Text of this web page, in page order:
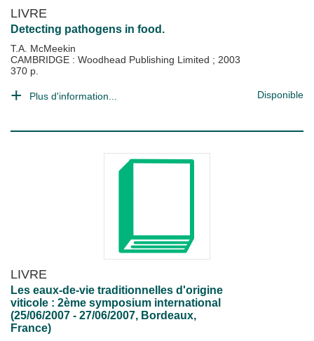
LIVRE
Detecting pathogens in food.
T.A. McMeekin
CAMBRIDGE : Woodhead Publishing Limited ; 2003
370 p.
Plus d'information... Disponible
LIVRE
Les eaux-de-vie traditionnelles d'origine
viticole : 2ème symposium international
(25/06/2007 - 27/06/2007, Bordeaux,
France)